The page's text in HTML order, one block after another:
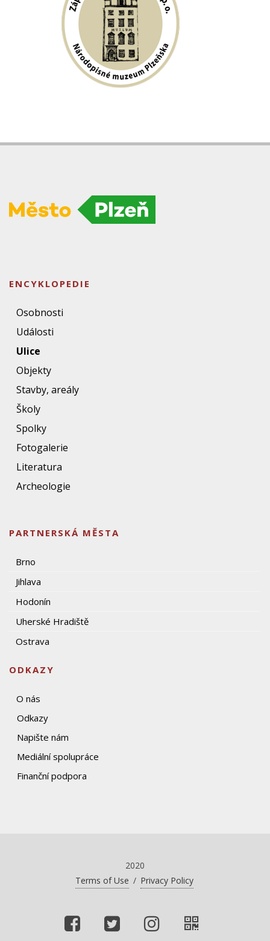
ENCYKLOPEDIE
Osobnosti
Události
Ulice
Objekty
Stavby, areály
Školy
Spolky
Fotogalerie
Literatura
Archeologie
PARTNERSKÁ MĚSTA
Brno
Jihlava
Hodonín
Uherské Hradiště
Ostrava
ODKAZY
O nás
Odkazy
Napište nám
Mediální spolupráce
Finanční podpora
2020
Terms of Use / Privacy Policy